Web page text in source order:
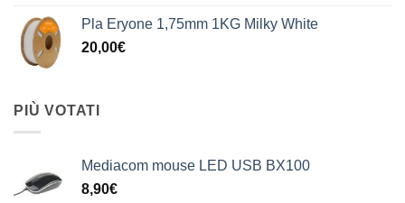
Pla Eryone 1,75mm 1KG Milky White
20,00€
PIÙ VOTATI
Mediacom mouse LED USB BX100
8,90€